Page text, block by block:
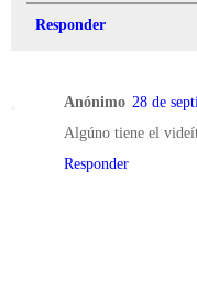
Responder
Anónimo 28 de
Algúno tiene el
Responder